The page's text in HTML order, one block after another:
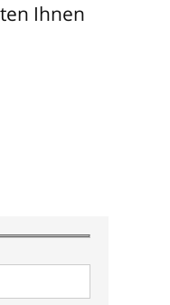
Ihnen